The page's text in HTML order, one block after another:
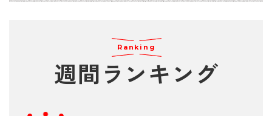
Ranking
週間 ランキング